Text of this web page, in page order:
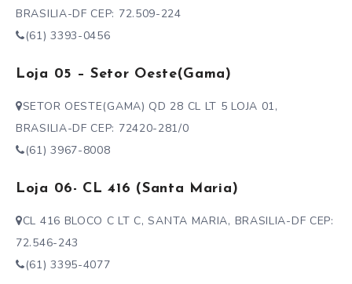
BRASILIA-DF CEP: 72.509-224
(61) 3393-0456
Loja 05 – Setor Oeste(Gama)
SETOR OESTE(GAMA) QD 28 CL LT 5 LOJA 01,
BRASILIA-DF CEP: 72420-281/0
(61) 3967-8008
Loja 06- CL 416 (Santa Maria)
CL 416 BLOCO C LT C, SANTA MARIA, BRASILIA-DF CEP:
72.546-243
(61) 3395-4077